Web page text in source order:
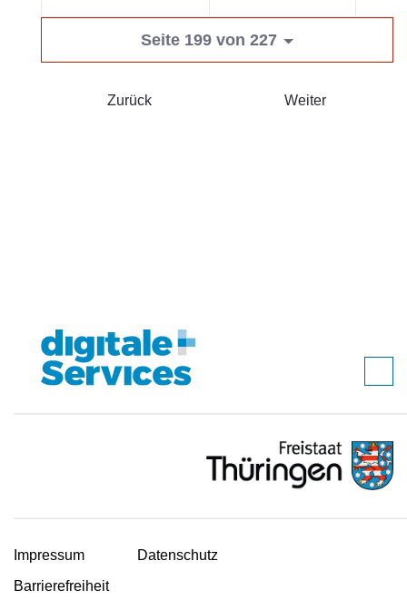
Seite 199 von 227
Zurück Weiter
Impressum
Datenschutz
Barrierefreiheit